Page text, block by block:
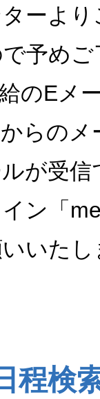
ーよ
予め
のEメ
らの
が受
ン「
いた
程検